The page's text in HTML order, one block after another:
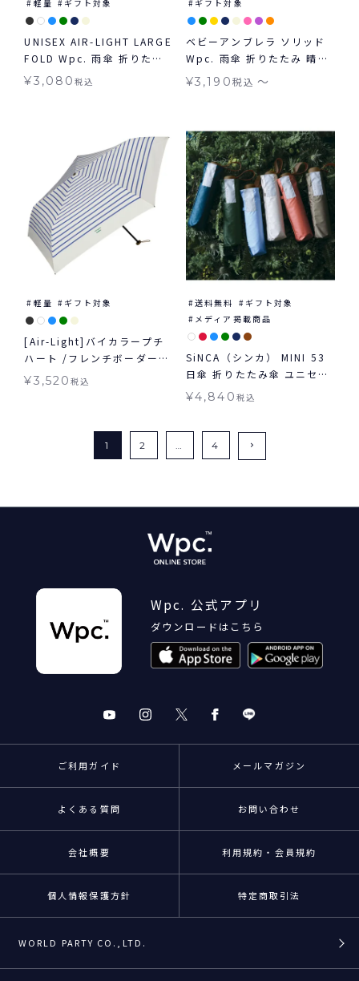
軽量 ギフト対象
UNISEX AIR-LIGHT LARGE
FOLD Wpc. 雨傘 折りたた
み 晴雨兼用 ギフト対象
¥3,080税込
ギフト対象
ベビーアンブレラ ソリッド
Wpc. 雨傘 折りたたみ 晴雨
兼用 ギフト対象
¥3,190税込 〜
軽量 ギフト対象
[Air-Light]バイカラープチ
ハート /フレンチボーダー
ミニ Wpc. 雨傘 折りたたみ
¥3,520税込
送料無料
ギフト対象
メディア掲載商品
SiNCA（シンカ） MINI 53
日傘 折りたたみ傘 ユニセッ
クス 晴雨兼用 送料無料 ギフ
¥4,840 税込
1 2 4
Wpc. 公式アプリ
ダウンロードはこちら
ご利用ガイド メールマガジン
よくある質問 お問い合わせ
会社概要 利用規約・会員規約
個人情報保護方針 特定商取引法
WORLD PARTY CO.,LTD.